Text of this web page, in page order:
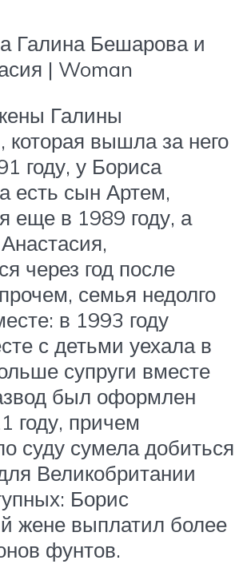
Галина Бешарова и
| Woman
Галины
вышла за него
году, у Бориса
есть сын Артем,
еще в 1989 году, а
через год после
семья недолго
в 1993 году
с детьми уехала в
супруги вместе
был оформлен
году, причем
суду сумела добиться
Великобритании
Борис
жене выплатил более
фунтов.